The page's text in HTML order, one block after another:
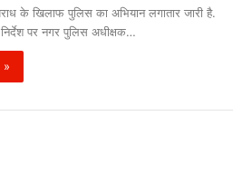
के खिलाफ पुलिस का अभियान लगातार जारी है.
पर नगर पुलिस अधीक्षक…
»